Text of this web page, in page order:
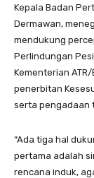
Kepala Badan
Dermawan,
mendukung
Perlindungan
Kementerian
penerbitan
serta pengadaan
“Ada tiga hal
pertama adalah
rencana induk,